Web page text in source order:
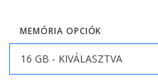
MEMÓRIA OPCIÓK